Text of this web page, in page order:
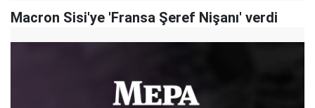
Macron Sisi'ye 'Fransa Şeref Nişanı' verdi